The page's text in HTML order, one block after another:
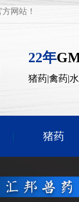
网站！
22年
猪药|禽药|
猪药